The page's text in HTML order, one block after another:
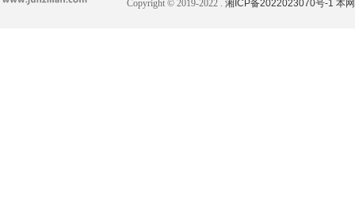
Copyright © 2019-2022 . 湘ICP备2022023070号-1 本